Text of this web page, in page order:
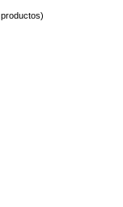
productos)